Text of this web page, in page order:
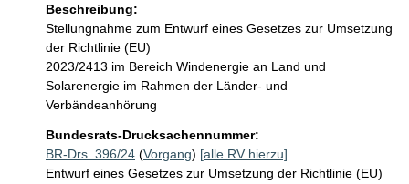
Beschreibung:
Stellungnahme zum Entwurf eines Gesetzes zur Umsetzung
der Richtlinie (EU)
2023/2413 im Bereich Windenergie an Land und
Solarenergie im Rahmen der Länder- und
Verbändeanhörung
Bundesrats-Drucksachennummer:
BR-Drs. 396/24 (Vorgang) [alle RV hierzu]
Entwurf eines Gesetzes zur Umsetzung der Richtlinie (EU)